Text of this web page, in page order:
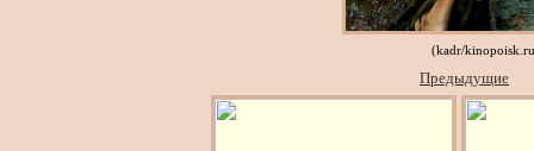
(kadr/
Предыдущие